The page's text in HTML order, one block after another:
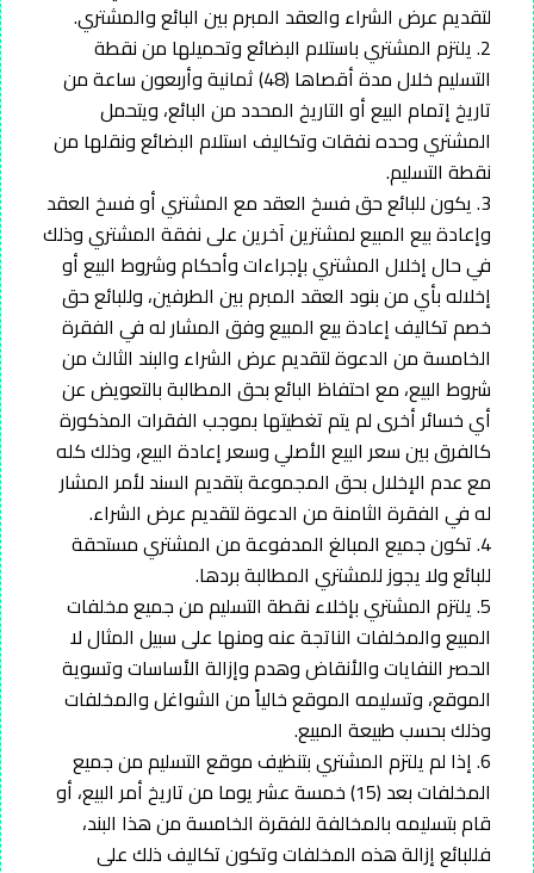
لتقديم عرض الشراء والعقد المبرم بين البائع والمشتري.
2. يلتزم المشتري باستلام البضائع وتحميلها من نقطة
التسليم خلال مدة أقصاها (48) ثمانية وأربعون ساعة من
تاريخ إتمام البيع أو التاريخ المحدد من البائع، ويتحمل
المشتري وحده نفقات وتكاليف استلام البضائع ونقلها من
نقطة التسليم.
3. يكون للبائع حق فسخ العقد مع المشتري أو فسخ العقد
وإعادة بيع المبيع لمشترين آخرين على نفقة المشتري وذلك
في حال إخلال المشتري بإجراءات وأحكام وشروط البيع أو
إخلاله بأي من بنود العقد المبرم بين الطرفين، وللبائع حق
خصم تكاليف إعادة بيع المبيع وفق المشار له في الفقرة
الخامسة من الدعوة لتقديم عرض الشراء والبند الثالث من
شروط البيع، مع احتفاظ البائع بحق المطالبة بالتعويض عن
أي خسائر أخرى لم يتم تغطيتها بموجب الفقرات المذكورة
كالفرق بين سعر البيع الأصلي وسعر إعادة البيع، وذلك كله
مع عدم الإخلال بحق المجموعة بتقديم السند لأمر المشار
له في الفقرة الثامنة من الدعوة لتقديم عرض الشراء.
4. تكون جميع المبالغ المدفوعة من المشتري مستحقة
للبائع ولا يجوز للمشتري المطالبة بردها.
5. يلتزم المشتري بإخلاء نقطة التسليم من جميع مخلفات
المبيع والمخلفات الناتجة عنه ومنها على سبيل المثال لا
الحصر النفايات والأنقاض وهدم وإزالة الأساسات وتسوية
الموقع، وتسليمه الموقع خالياً من الشواغل والمخلفات
وذلك بحسب طبيعة المبيع.
6. إذا لم يلتزم المشتري بتنظيف موقع التسليم من جميع
المخلفات بعد (15) خمسة عشر يوما من تاريخ أمر البيع، أو
قام بتسليمه بالمخالفة للفقرة الخامسة من هذا البند،
فللبائع إزالة هذه المخلفات وتكون تكاليف ذلك على